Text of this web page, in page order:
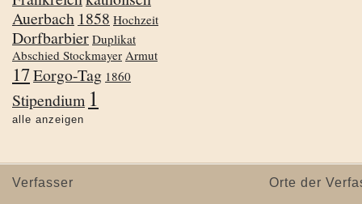
Auerbach 1858 Hochzeit
Dorfbarbier Duplikat
Abschied Stockmayer Armut
17Eorgo-Tag 1860
Stipendium 1
alle anzeigen
Verfasser Orte der